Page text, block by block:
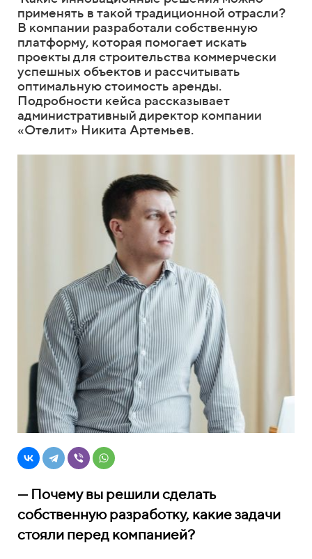
применять в такой традиционной отрасли?
В компании разработали собственную
платформу, которая помогает искать
проекты для строительства коммерчески
успешных объектов и рассчитывать
оптимальную стоимость аренды.
Подробности кейса рассказывает
административный директор компании
«Отелит» Никита Артемьев.
— Почему вы решили сделать
собственную разработку, какие задачи
стояли перед компанией?